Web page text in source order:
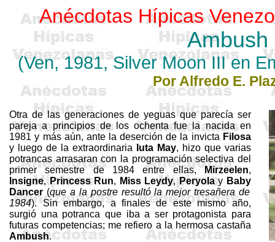
Anécdotas Hípicas
Ambush
(Ven, 1981,Silver MoonIII en
Por Alfredo E.
Otra de las generaciones de yeguas que parecía ser
pareja a principios de los ochenta fue la nacida en
1981 y más aún, ante la deserción de la invicta Filosa
y luego de la extraordinaria
Iuta May, hizo que varias
potrancas arrasaran con la programación selectiva del
primer semestre de 1984 entre ellas,Mirzeelen,
Insigne,PrincessRun, Miss Leydy,Peryolay Baby
Dancer(que a la postre resultó la mejortresañerade
1984). Sin embargo, a finales de este mismo año,
surgió una potranca que iba a ser protagonista para
futuras competencias; me refiero a la hermosa castaña
Ambush.